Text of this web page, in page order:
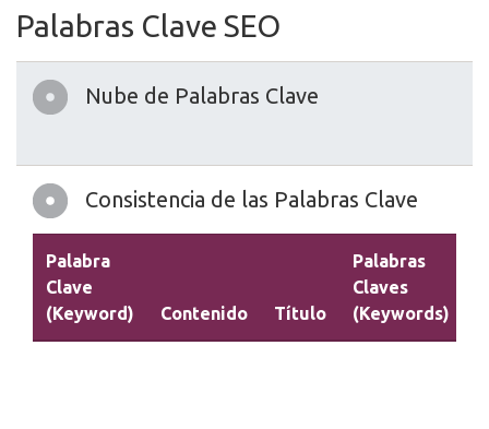
Palabras Clave SEO
Nube de Palabras Clave
Consistencia de las Palabras Clave
Palabra
Clave
(Keyword)
Contenido Título
Palabras
Claves
(Keywords)